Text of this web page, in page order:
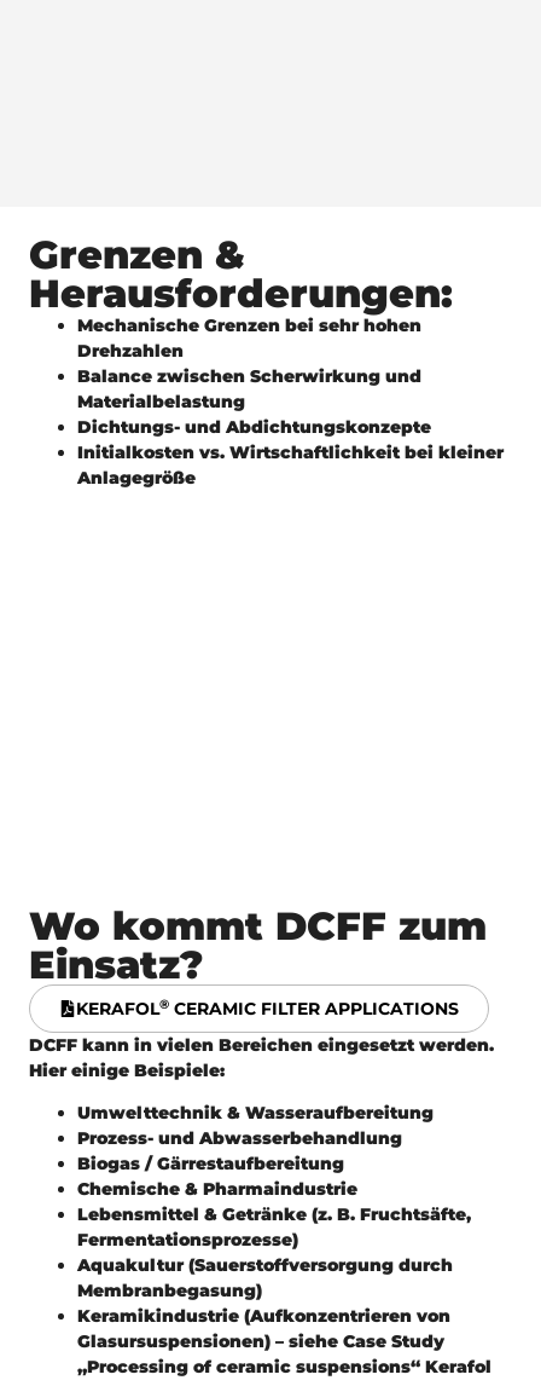
Grenzen &
Herausforderungen:
Mechanische Grenzen bei sehr hohen
Drehzahlen
Balance zwischen Scherwirkung und
Materialbelastung
Dichtungs- und Abdichtungskonzepte
Initialkosten vs. Wirtschaftlichkeit bei kleiner
Anlagegröße
Wo kommt DCFF zum
Einsatz?
KERAFOL® CERAMIC FILTER APPLICATIONS
DCFF kann in vielen Bereichen eingesetzt werden.
Hier einige Beispiele:
Umwelttechnik & Wasseraufbereitung
Prozess- und Abwasserbehandlung
Biogas / Gärrestaufbereitung
Chemische & Pharmaindustrie
Lebensmittel & Getränke (z. B. Fruchtsäfte,
Fermentationsprozesse)
Aquakultur (Sauerstoffversorgung durch
Membranbegasung)
Keramikindustrie (Aufkonzentrieren von
Glasursuspensionen) – siehe Case Study
„Processing of ceramic suspensions“ Kerafol